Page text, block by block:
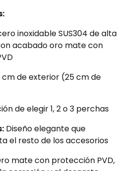
inoxidable SUS304 de alta
acabado oro mate con
cm de exterior (25 cm de
de elegir 1, 2 o 3 perchas
Diseño elegante que
el resto de los accesorios
mate con protección PVD,